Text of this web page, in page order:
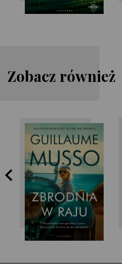
Zobacz również
Guillaume Musso